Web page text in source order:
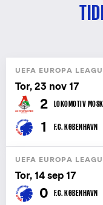
UEFA EUROPA
Tor, 23 nov 17
2 LOKOMOTIV
1 F.C. KØBENHAVN
UEFA EUROPA
Tor, 14 sep 17
0 F.C. KØBENHAVN